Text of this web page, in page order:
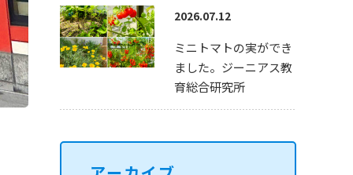
2026.07.12
ミニトマトの実ができ
ました。ジーニアス教
育総合研究所